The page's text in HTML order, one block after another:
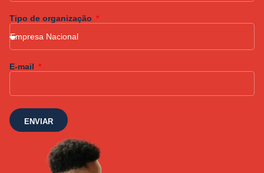
Tipo de organização
E-mail
ENVIAR